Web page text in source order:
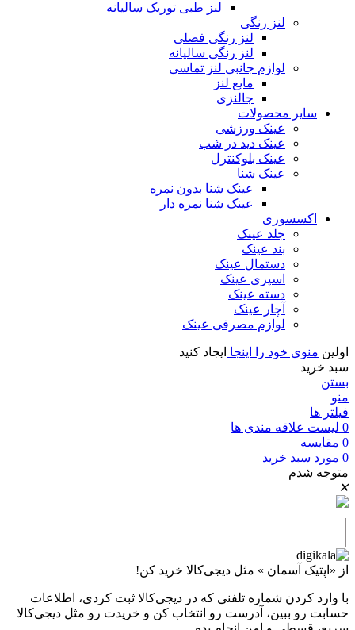
لنز طبی توریک سالیانه
لنز رنگی
لنز رنگی فصلی
لنز رنگی سالیانه
لوازم جانبی لنز تماسی
مایع لنز
جالنزی
سایر محصولات
عینک ورزشی
عینک دید در شب
عینک بلوکنترل
عینک شنا
عینک شنا بدون نمره
عینک شنا نمره دار
اکسسوری
جلد عینک
بند عینک
دستمال عینک
اسپری عینک
دسته عینک
آچار عینک
لوازم مصرفی عینک
اولین منوی خود را اینجا ایجاد کنید
سبد خرید
بستن
منو
فیلتر ها
0 لیست علاقه مندی ها
0 مقايسه
0 مورد سبد خرید
متوجه شدم
✕
|
از «اپتیک آسمان » مثل دیجی‌کالا خرید کن!
با وارد کردن شماره تلفنی که در دیجی‌کالا ثبت کردی، اطلاعات
حسابت رو ببین، آدرست رو انتخاب کن و خریدت رو مثل دیجی‌کالا